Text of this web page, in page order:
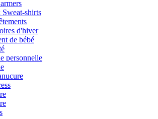
shirts
d'hiver
de bébé
personnelle